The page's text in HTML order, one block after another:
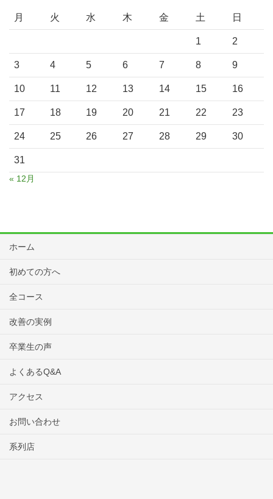
月 火 水 木 金 土 日
1 2
3 4 5 6 7 8 9
10 11 12 13 14 15 16
17 18 19 20 21 22 23
24 25 26 27 28 29 30
31
« 12月
ホーム
初めての方へ
全コース
改善の実例
卒業生の声
よくあるQ&A
アクセス
お問い合わせ
系列店